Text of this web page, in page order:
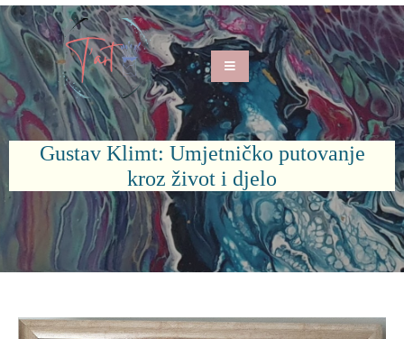
Gustav Klimt: Umjetničko putovanje
kroz život i djelo